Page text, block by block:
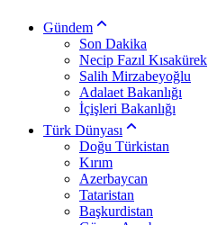
Gündem
Son Dakika
Necip Fazıl Kısakürek
Salih Mirzabeyoğlu
Adalaet Bakanlığı
İçişleri Bakanlığı
Türk Dünyası
Doğu Türkistan
Kırım
Azerbaycan
Tataristan
Başkurdistan